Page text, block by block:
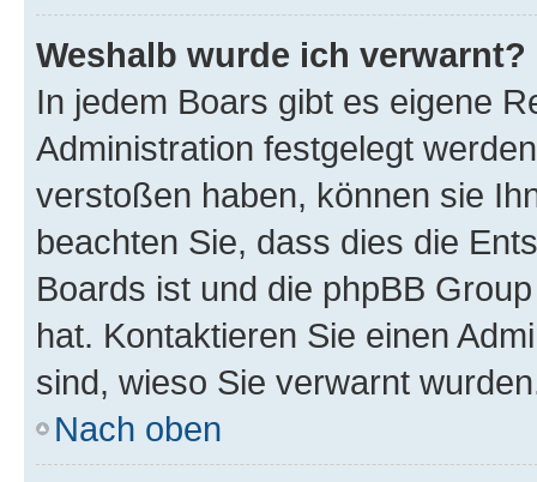
Weshalb wurde ich verwarnt?
In jedem Boars gibt es eigene
Administration festgelegt
verstoßen haben, können sie
beachten Sie, dass dies die
Boards ist und die phpBB
hat. Kontaktieren Sie einen
sind, wieso Sie verwarnt
Nach oben